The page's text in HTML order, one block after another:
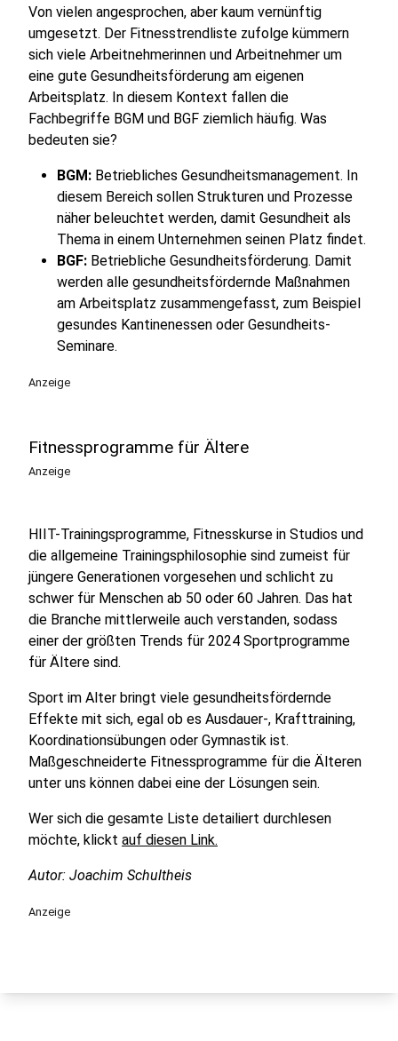
Von vielen angesprochen, aber kaum vernünftig
umgesetzt. Der Fitnesstrendliste zufolge kümmern
sich viele Arbeitnehmerinnen und Arbeitnehmer um
eine gute Gesundheitsförderung am eigenen
Arbeitsplatz. In diesem Kontext fallen die
Fachbegriffe BGM und BGF ziemlich häufig. Was
bedeuten sie?
BGM: Betriebliches Gesundheitsmanagement. In
diesem Bereich sollen Strukturen und Prozesse
näher beleuchtet werden, damit Gesundheit als
Thema in einem Unternehmen seinen Platz findet.
BGF: Betriebliche Gesundheitsförderung. Damit
werden alle gesundheitsfördernde Maßnahmen
am Arbeitsplatz zusammengefasst, zum Beispiel
gesundes Kantinenessen oder Gesundheits-
Seminare.
Anzeige
Fitnessprogramme für Ältere
Anzeige
HIIT-Trainingsprogramme, Fitnesskurse in Studios und
die allgemeine Trainingsphilosophie sind zumeist für
jüngere Generationen vorgesehen und schlicht zu
schwer für Menschen ab 50 oder 60 Jahren. Das hat
die Branche mittlerweile auch verstanden, sodass
einer der größten Trends für 2024 Sportprogramme
für Ältere sind.
Sport im Alter bringt viele gesundheitsfördernde
Effekte mit sich, egal ob es Ausdauer-, Krafttraining,
Koordinationsübungen oder Gymnastik ist.
Maßgeschneiderte Fitnessprogramme für die Älteren
unter uns können dabei eine der Lösungen sein.
Wer sich die gesamte Liste detailiert durchlesen
möchte, klickt auf diesen Link.
Autor: Joachim Schultheis
Anzeige